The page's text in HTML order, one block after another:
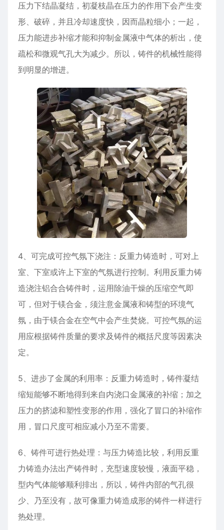
压力下结晶凝结，初凝枝晶在压力的作用下会产生变
形、破碎，并且冷却速度快，因而晶粒细小；一起，
压力能进步补缩才能和抑制金属液中气体的析出，使
疏松和微观气孔大为减少。所以，铸件的机械性能得
到明显的增进。
4、可完成可控气氛下浇注：反重力铸造时，可对上
室、下室或许上下室的气氛进行控制。利用反重力铸
造浇注铝合合铸件时，运用除油干燥的压缩空气即
可，但对于镁合金，须注意金属液和铸型的环境气
氛，由于镁合金在空气中会产生焚烧。可控气氛的运
用应根据铸件质量的要求及铸件的概括尺度等因素决
定。
5、进步了金属的利用率：反重力铸造时，铸件凝结
缩短能够不断地得到来自内浇口金属液的补缩；加之
压力的挤滤和塑性变形的作用，强化了冒口的补缩作
用，冒口尺度可相应减小乃至不需要。
6、铸件可进行热处理：与压力铸造比较，利用反重
力铸造办法出产铸件时，充型速度较慢，液面平稳，
型内气体能够顺利排出，所以，铸件内部的气孔很
少、乃至没有，故可像重力铸造成形的铸件一样进行
热处理。